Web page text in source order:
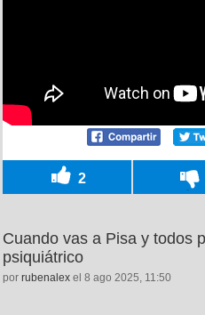
2
Cuando vas a Pisa y todos
psiquiátrico
por rubenalex el 8 ago 2025, 11:50